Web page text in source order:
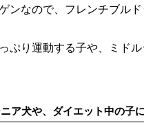
ンなので、フレンチブル
ぷり運動する子や、ミド
ア犬や、ダイエット中の子